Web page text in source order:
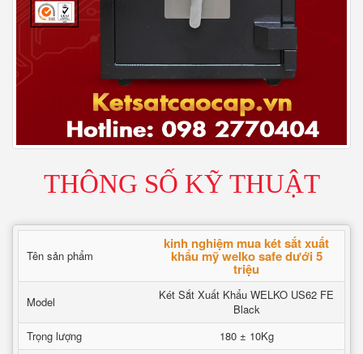
THÔNG SỐ KỸ THUẬT
Tên sản phẩm
kinh nghiệm mua két sắt xuất
khẩu mỹ welko safe dưới 5
triệu
Model
Két Sắt Xuất Khẩu WELKO US62 FE
Black
Trọng lượng
180 ± 10Kg